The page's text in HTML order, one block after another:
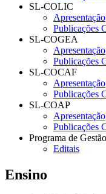
SL-COLIC
Apresentação
Publicações
SL-COGEA
Apresentação
Publicações
SL-COCAF
Apresentação
Publicações
SL-COAP
Apresentação
Publicações
Programa de
Editais
Ensino